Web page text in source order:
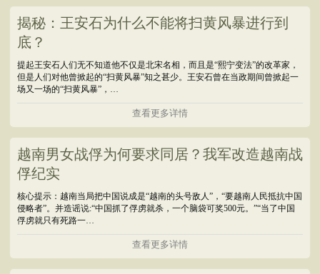
揭秘：王安石为什么不能将扫黄风暴进行到
底？
提起王安石人们无不知道他不仅是北宋名相，而且是“熙宁变法”的改革家，
但是人们对他曾掀起的“扫黄风暴”知之甚少。王安石曾在当政期间曾掀起一
场又一场的“扫黄风暴”，…
查看更多详情
越南男女战俘为何要求同居？我军改造越南战
俘纪实
核心提示：越南当局把中国说成是“越南的头号敌人”，“要越南人民抵抗中国
侵略者”。并造谣说:“中国抓了俘虏就杀，一个脑袋可奖500元。”“当了中国
俘虏就只有死路一…
查看更多详情